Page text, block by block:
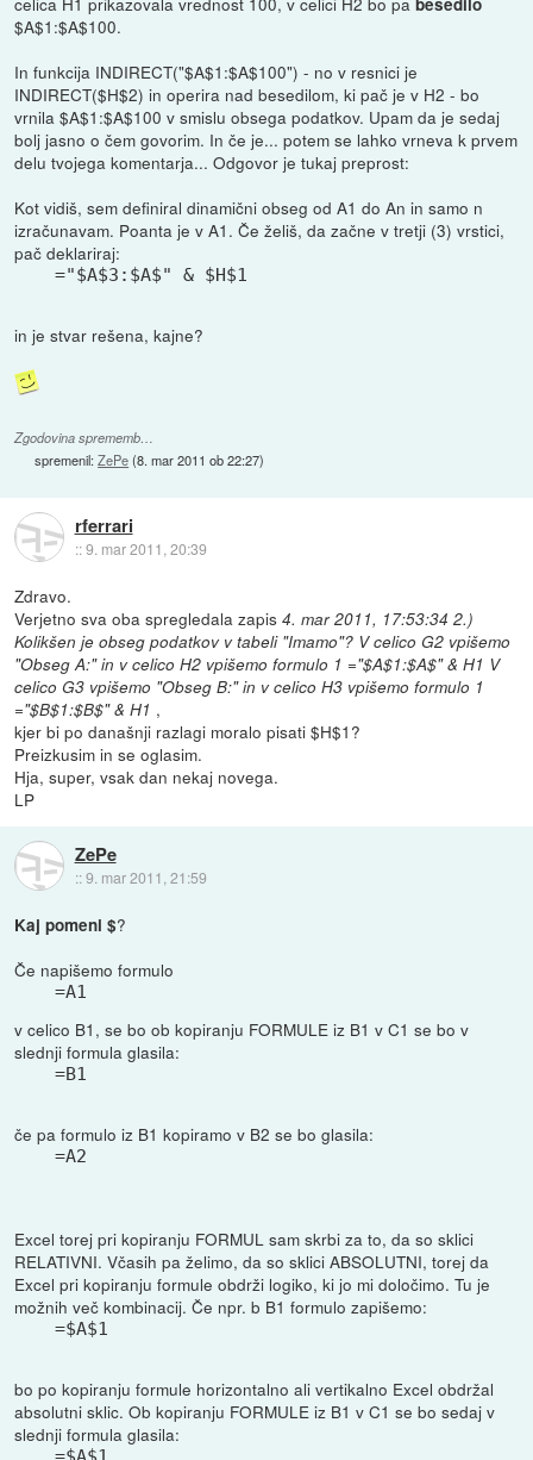
besedilo
$A$1:$A$100.
In funkcija INDIRECT("$A$1:$A$100") - no v resnici je
INDIRECT($H$2) in operira nad besedilom, ki pač je v H2 - bo
vrnila $A$1:$A$100 v smislu obsega podatkov. Upam da je sedaj
bolj jasno o čem govorim. In če je... potem se lahko vrneva k prvem
delu tvojega komentarja... Odgovor je tukaj preprost:
Kot vidiš, sem definiral dinamični obseg od A1 do An in samo n
izračunavam. Poanta je v A1. Če želiš, da začne v tretji (3) vrstici,
pač deklariraj:
="$A$3:$A$" & $H$1
in je stvar rešena, kajne?
Zgodovina sprememb…
spremenil:ZePe(8. mar 2011 ob 22:27)
rferrari
::9. mar 2011, 20:39
Zdravo.
Verjetno sva oba spregledala zapis4. mar 2011, 17:53:34 2.)
Kolikšen je obseg podatkov v tabeli "Imamo"? V celico G2 vpišemo
"Obseg A:" in v celico H2 vpišemo formulo 1 ="$A$1:$A$" & H1 V
celico G3 vpišemo "Obseg B:" in v celico H3 vpišemo formulo 1
="$B$1:$B$" & H1 ,
kjer bi po današnji razlagi moralo pisati $H$1?
Preizkusim in se oglasim.
Hja, super, vsak dan nekaj novega.
LP
ZePe
::9. mar 2011, 21:59
Kaj pomeni $?
Če napišemo formulo
=A1
v celico B1, se bo ob kopiranju FORMULE iz B1 v C1 se bo v
slednji formula glasila:
=B1
če pa formulo iz B1 kopiramo v B2 se bo glasila:
=A2
Excel torej pri kopiranju FORMUL sam skrbi za to, da so sklici
RELATIVNI. Včasih pa želimo, da so sklici ABSOLUTNI, torej da
Excel pri kopiranju formule obdrži logiko, ki jo mi določimo. Tu je
možnih več kombinacij. Če npr. b B1 formulo zapišemo:
=$A$1
bo po kopiranju formule horizontalno ali vertikalno Excel obdržal
absolutni sklic. Ob kopiranju FORMULE iz B1 v C1 se bo sedaj v
slednji formula glasila: